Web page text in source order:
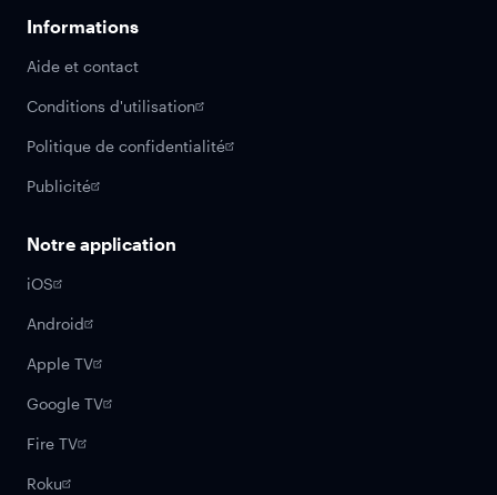
Informations
Aide et contact
Conditions d'utilisation
Politique de confidentialité
Publicité
Notre application
iOS
Android
Apple TV
Google TV
Fire TV
Roku